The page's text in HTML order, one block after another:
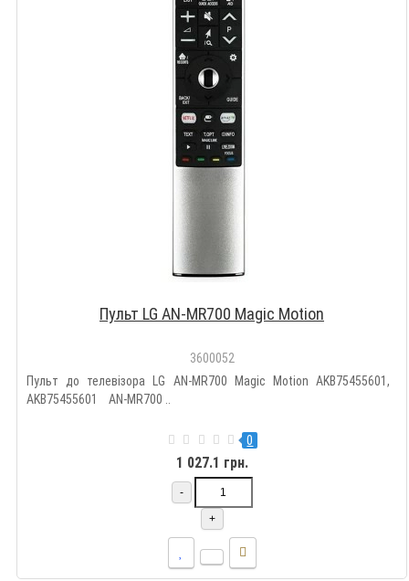
Пульт LG AN-MR700 Magic Motion
3600052
Пульт до телевізора LG AN-MR700 Magic Motion AKB75455601, ​
AKB75455601 AN-MR700 ..
0
1 027.1 грн.
-
+